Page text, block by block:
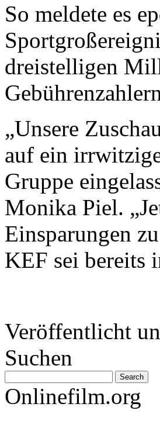
So meldete es
dreistelligen
„Unsere
auf ein
Gruppe
Monika Piel.
Einsparungen
KEF sei bereits
Veröffentlicht
Suchen
Onlinefilm.org